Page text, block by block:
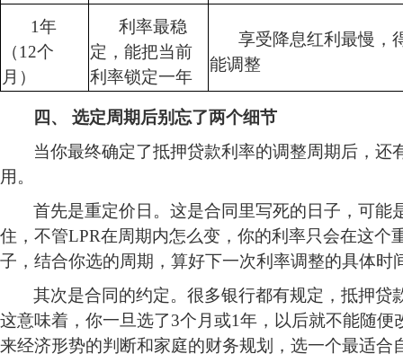
1年
（12个
月）
利率最稳
定，能把当前
利率锁定一年
享受降息红利最慢，
能调整
四、 选定周期后别忘了两个细节
当你最终确定了抵押贷款利率的调整周期后，
用。
首先是重定价日。这是合同里写死的日子，可能
住，不管LPR在周期内怎么变，你的利率只会在这
子，结合你选的周期，算好下一次利率调整的具体时
其次是合同的约定。很多银行都有规定，抵押
这意味着，你一旦选了3个月或1年，以后就不能随
来经济形势的判断和家庭的财务规划，选一个最适合